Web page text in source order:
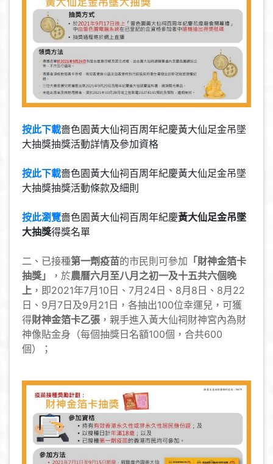
按此下載嗇色園黃大仙祠百周年紀慶黃大仙足金吊墜
大抽獎抽獎活動詳情及參加資格
按此下載嗇色園黃大仙祠百周年紀慶黃大仙足金吊墜
大抽獎抽獎活動條款及細則
按此瀏覽嗇色園黃大仙祠百周年紀慶黃大仙足金吊墜
大抽獎得獎名單
二、已接種第一劑疫苗的市民則可參加 「財神金箔卡
抽獎」
，於農曆六月至八月之初一及十五共六個晚
上 ，即2021年7月10日、7月24日、8月8日、8月22
日、9月7日及9月21日，各抽出100位幸運兒，可獲
得財神金箔卡乙張 ，親手進入黃大仙祠財神宮內為財
神像貼金身（每個抽獎日名額100個，合共600
個）；